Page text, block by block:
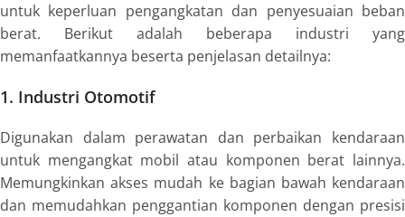
untuk keperluan pengangkatan dan penyesuaian beban
berat. Berikut adalah beberapa industri yang
memanfaatkannya beserta penjelasan detailnya:
1. Industri Otomotif
Digunakan dalam perawatan dan perbaikan kendaraan
untuk mengangkat mobil atau komponen berat lainnya.
Memungkinkan akses mudah ke bagian bawah kendaraan
dan memudahkan penggantian komponen dengan presisi